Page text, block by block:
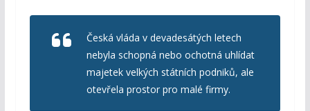
Česká vláda v devadesátých letech
nebyla schopná nebo ochotná uhlídat
majetek velkých státních podniků, ale
otevřela prostor pro malé firmy.